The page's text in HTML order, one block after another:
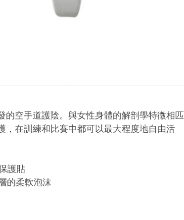
的空手道護陰。與女性身體的解剖學特徵相匹
，在訓練和比賽中都可以最大程度地自由活
護貼
的柔軟泡沫